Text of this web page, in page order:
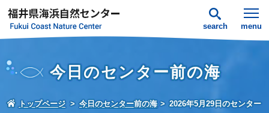
search menu
今日のセンター前の海
トップページ 今日のセンター前の海
2026年5月29日のセンター